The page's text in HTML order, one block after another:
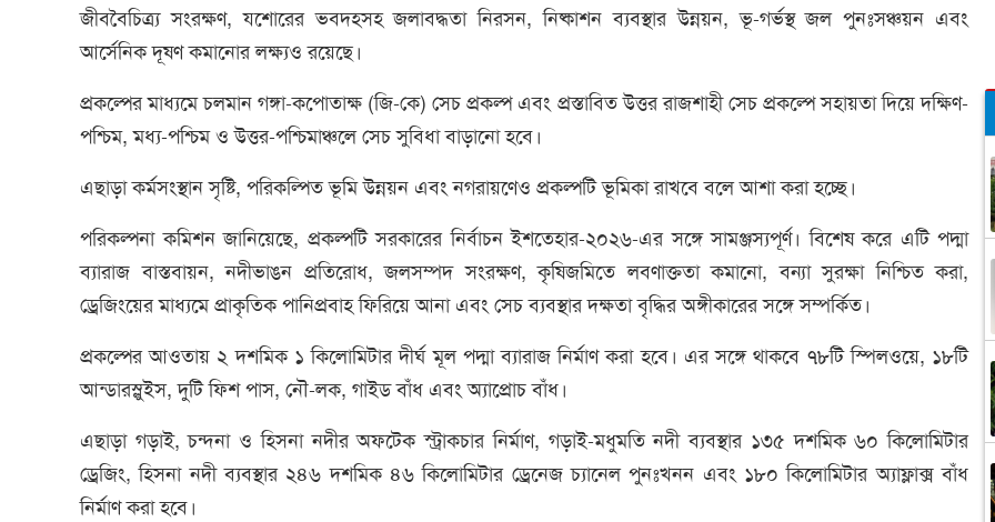
জীববৈচিত্র্য সংরক্ষণ, যশোরের ভবদহসহ জলাবদ্ধতা নিরসন, নিষ্কাশন ব্যবস্থার উন্নয়ন, ভূ-গর্ভস্থ জল পুনঃসঞ্চয়ন এবং
আর্সেনিক দূষণ কমানোর লক্ষ্যও রয়েছে।
প্রকল্পের মাধ্যমে চলমান গঙ্গা-কপোতাক্ষ (জি-কে) সেচ প্রকল্প এবং প্রস্তাবিত উত্তর রাজশাহী সেচ প্রকল্পে সহায়তা দিয়ে দক্ষিণ-
পশ্চিম, মধ্য-পশ্চিম ও উত্তর-পশ্চিমাঞ্চলে সেচ সুবিধা বাড়ানো হবে।
এছাড়া কর্মসংস্থান সৃষ্টি, পরিকল্পিত ভূমি উন্নয়ন এবং নগরায়ণেও প্রকল্পটি ভূমিকা রাখবে বলে আশা করা হচ্ছে।
পরিকল্পনা কমিশন জানিয়েছে, প্রকল্পটি সরকারের নির্বাচন ইশতেহার-২০২৬-এর সঙ্গে সামঞ্জস্যপূর্ণ। বিশেষ করে এটি পদ্মা
ব্যারাজ বাস্তবায়ন, নদীভাঙন প্রতিরোধ, জলসম্পদ সংরক্ষণ, কৃষিজমিতে লবণাক্ততা কমানো, বন্যা সুরক্ষা নিশ্চিত করা,
ড্রেজিংয়ের মাধ্যমে প্রাকৃতিক পানিপ্রবাহ ফিরিয়ে আনা এবং সেচ ব্যবস্থার দক্ষতা বৃদ্ধির অঙ্গীকারের সঙ্গে সম্পর্কিত।
প্রকল্পের আওতায় ২ দশমিক ১ কিলোমিটার দীর্ঘ মূল পদ্মা ব্যারাজ নির্মাণ করা হবে। এর সঙ্গে থাকবে ৭৮টি স্পিলওয়ে, ১৮টি
আন্ডারস্লুইস, দুটি ফিশ পাস, নৌ-লক, গাইড বাঁধ এবং অ্যাপ্রোচ বাঁধ।
এছাড়া গড়াই, চন্দনা ও হিসনা নদীর অফটেক স্ট্রাকচার নির্মাণ, গড়াই-মধুমতি নদী ব্যবস্থার ১৩৫ দশমিক ৬০ কিলোমিটার
ড্রেজিং, হিসনা নদী ব্যবস্থার ২৪৬ দশমিক ৪৬ কিলোমিটার ড্রেনেজ চ্যানেল পুনঃখনন এবং ১৮০ কিলোমিটার অ্যাফ্লাক্স বাঁধ
নির্মাণ করা হবে।